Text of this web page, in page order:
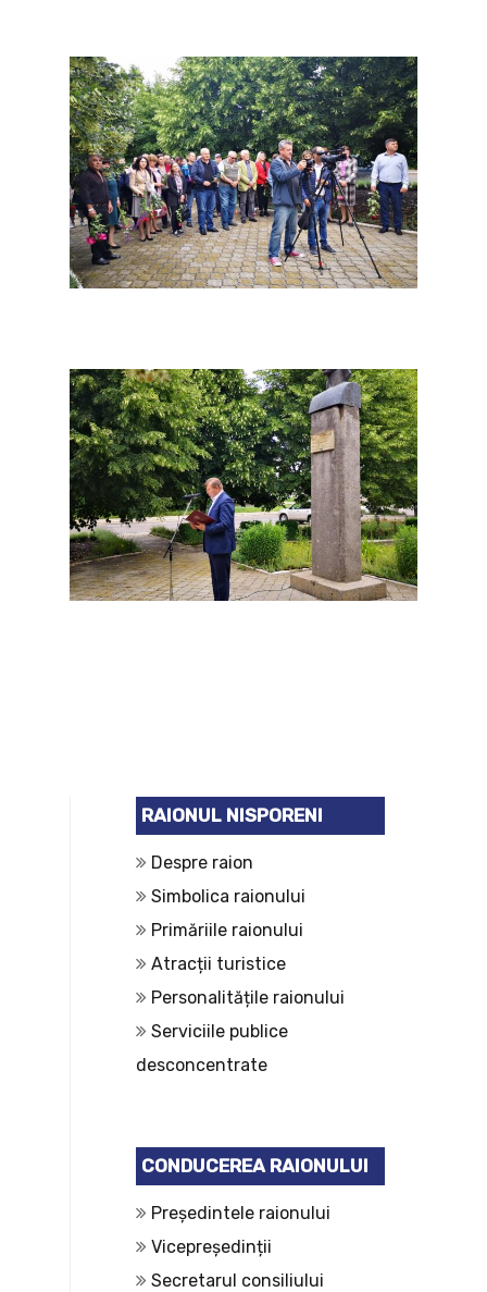
RAIONUL NISPORENI
Despre raion
Simbolica raionului
Primăriile raionului
Atracții turistice
Personalitățile raionului
Serviciile publice
desconcentrate
CONDUCEREA RAIONULUI
Președintele raionului
Vicepreședinții
Secretarul consiliului